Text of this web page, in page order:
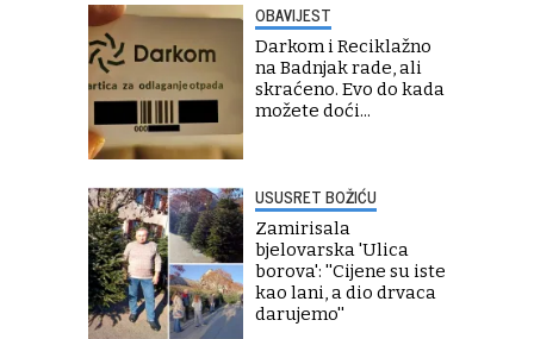
OBAVIJEST
Darkom i Reciklažno
na Badnjak rade, ali
skraćeno. Evo do kada
možete doći...
USUSRET BOŽIĆU
Zamirisala
bjelovarska 'Ulica
borova': ''Cijene su iste
kao lani, a dio drvaca
darujemo''